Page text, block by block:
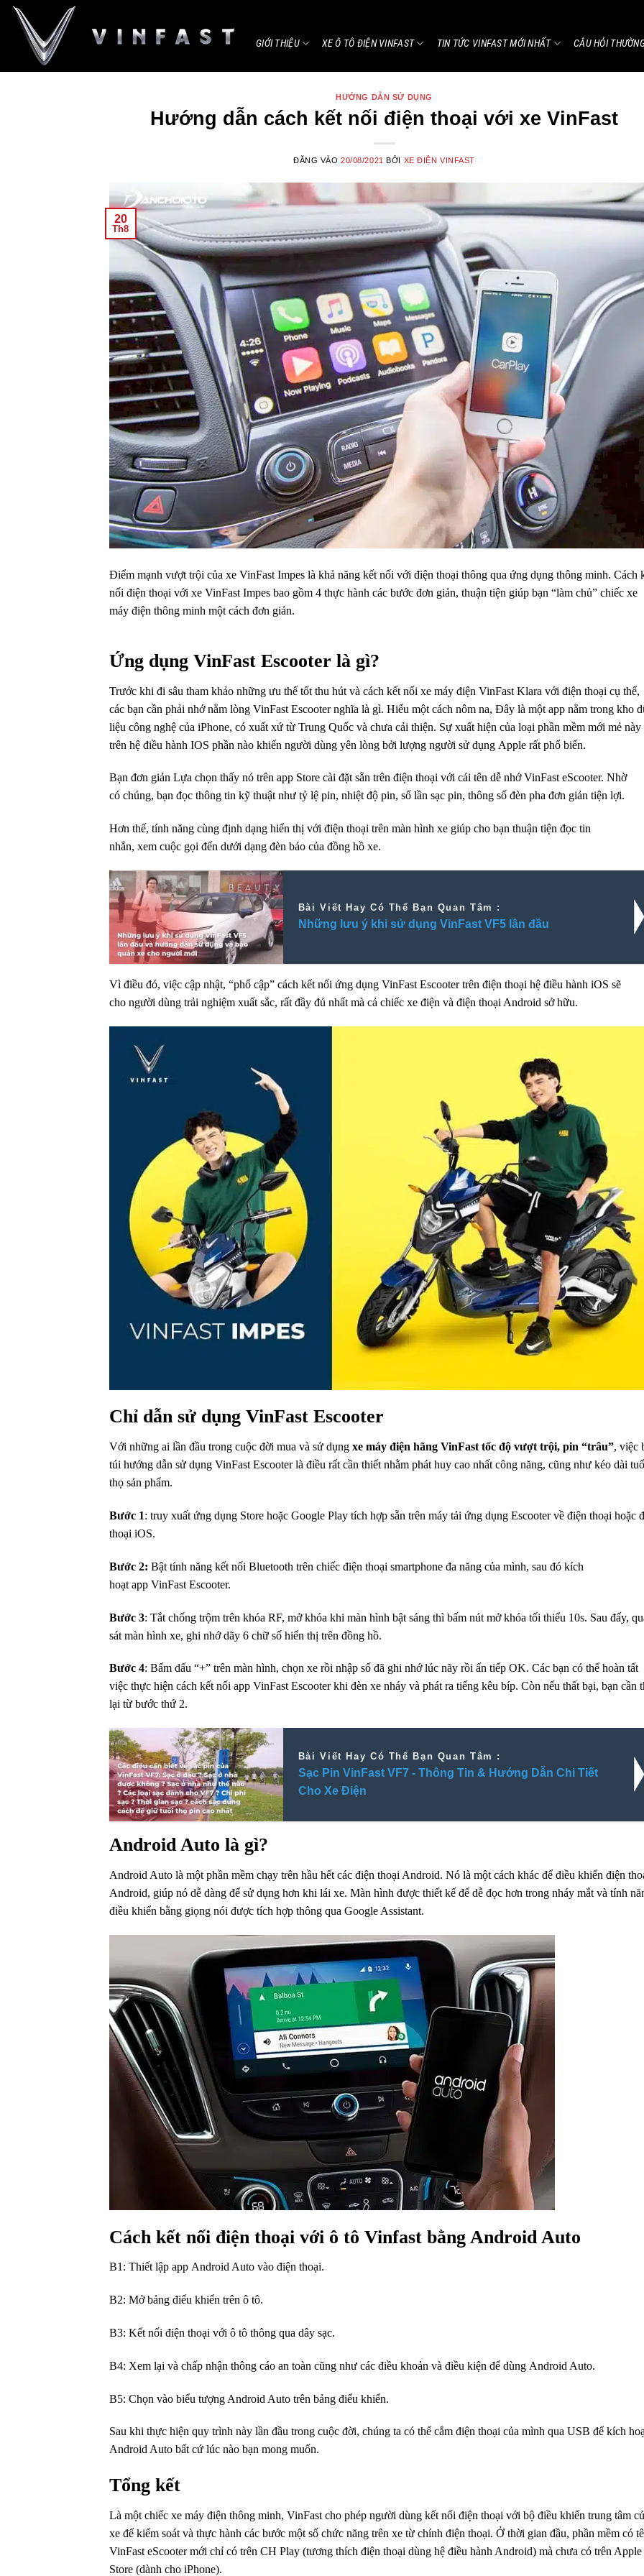
Bỏ
GIỚI THIỆU XE Ô TÔ ĐIỆN VINFAST TIN TỨC VINFAST MỚI NHẤT CÂU HỎI
HƯỚNG DẪN SỬ DỤNG
Hướng dẫn cách kết nối điện thoại với xe VinFast
ĐĂNG VÀO20/08/2021 BỞI XE ĐIỆN VINFAST
20
Th8
Điểm mạnh vượt trội của xe VinFast Impes là khả năng kết nối với điện thoại thông qua ứng dụng thông minh. Cách
nối điện thoại với xe VinFast Impes bao gồm 4 thực hành các bước đơn giản, thuận tiện giúp bạn “làm chủ” chiếc xe
máy điện thông minh một cách đơn giản.
Ứng dụng VinFast Escooter là gì?
Trước khi đi sâu tham khảo những ưu thế tốt thu hút và cách kết nối xe máy điện VinFast Klara với điện thoại cụ thể,
các bạn cần phải nhớ nằm lòng VinFast Escooternghĩa là gì. Hiểu một cách nôm na, Đây là một app nằm trong kho
liệu công nghệ của iPhone, có xuất xứ từ Trung Quốc và chưa cải thiện. Sự xuất hiện của loại phần mềm mới mẻ này
trên hệ điều hành IOS phần nào khiến người dùng yên lòng bởi lượng người sử dụng Apple rất phổ biến.
Bạn đơn giản Lựa chọn thấy nó trên app Store cài đặt sẵn trên điện thoại với cái tên dễ nhớ VinFast eScooter. Nhờ
có chúng, bạn đọc thông tin kỹ thuật như tỷ lệ pin, nhiệt độ pin, số lần sạc pin, thông số đèn pha đơn giản tiện lợi.
Hơn thế, tính năng cùng định dạng hiển thị với điện thoại trên màn hình xe giúp cho bạn thuận tiện đọc tin
nhắn, xem cuộc gọi đến dưới dạng đèn báo của đồng hồ xe.
Bài Viết Hay Có Thể Bạn Quan Tâm :
Những lưu ý khi sử dụng VinFast VF5 lần đầu
Vì điều đó, việc cập nhật, “phổ cập” cách kết nối ứng dụng VinFast Escootertrên điện thoại hệ điều hành iOS sẽ
cho người dùng trải nghiệm xuất sắc, rất đầy đủ nhất mà cả chiếc xe điện và điện thoại Android sở hữu.
Chỉ dẫn sử dụng VinFast Escooter
Với những ai lần đầu trong cuộc đời mua và sử dụng xe máy điện hãng VinFast tốc độ vượt trội, pin “trâu”, việc
túi hướng dẫn sử dụng VinFast Escooter là điều rất cần thiết nhằm phát huy cao nhất công năng, cũng như kéo dài
thọ sản phẩm.
Bước 1: truy xuất ứng dụng Store hoặc Google Play tích hợp sẵn trên máy tải ứng dụng Escooter về điện thoại hoặc
thoại iOS.
Bước 2: Bật tính năng kết nối Bluetooth trên chiếc điện thoại smartphone đa năng của mình, sau đó kích
hoạt app VinFast Escooter.
Bước 3: Tắt chống trộm trên khóa RF, mở khóa khi màn hình bật sáng thì bấm nút mở khóa tối thiểu 10s. Sau đấy,
sát màn hình xe, ghi nhớ dãy 6 chữ số hiển thị trên đồng hồ.
Bước 4: Bấm dấu “+” trên màn hình, chọn xe rồi nhập số đã ghi nhớ lúc nãy rồi ấn tiếp OK. Các bạn có thể hoàn tất
việc thực hiện cách kết nối app VinFast Escooter khi đèn xe nháy và phát ra tiếng kêu bíp. Còn nếu thất bại, bạn cần
lại từ bước thứ 2.
Bài Viết Hay Có Thể Bạn Quan Tâm :
Sạc Pin VinFast VF7 - Thông Tin & Hướng Dẫn Chi Tiết
Cho Xe Điện
Android Auto là gì?
Android Auto là một phần mềm chạy trên hầu hết các điện thoại Android. Nó là một cách khác để điều khiển điện
Android, giúp nó dễ dàng để sử dụng hơn khi lái xe. Màn hình được thiết kế để dễ đọc hơn trong nháy mắt và tính
điều khiển bằng giọng nói được tích hợp thông qua Google Assistant.
Cách kết nối điện thoại với ô tô Vinfast bằng Android Auto
B1: Thiết lập app Android Auto vào điện thoại.
B2: Mở bảng điểu khiển trên ô tô.
B3: Kết nối điện thoại với ô tô thông qua dây sạc.
B4: Xem lại và chấp nhận thông cáo an toàn cũng như các điều khoản và điều kiện để dùng Android Auto.
B5: Chọn vào biểu tượng Android Auto trên bảng điểu khiển.
Sau khi thực hiện quy trình này lần đầu trong cuộc đời, chúng ta có thể cắm điện thoại của mình qua USB để kích
Android Auto bất cứ lúc nào bạn mong muốn.
Tổng kết
Là một chiếc xe máy điện thông minh, VinFast cho phép người dùng kết nối điện thoại với bộ điều khiển trung tâm
xe để kiểm soát và thực hành các bước một số chức năng trên xe từ chính điện thoại. Ở thời gian đầu, phần mềm có
VinFast eScooter mới chỉ có trên CH Play (tương thích điện thoại dùng hệ điều hành Android) mà chưa có trên Apple
Store (dành cho iPhone).